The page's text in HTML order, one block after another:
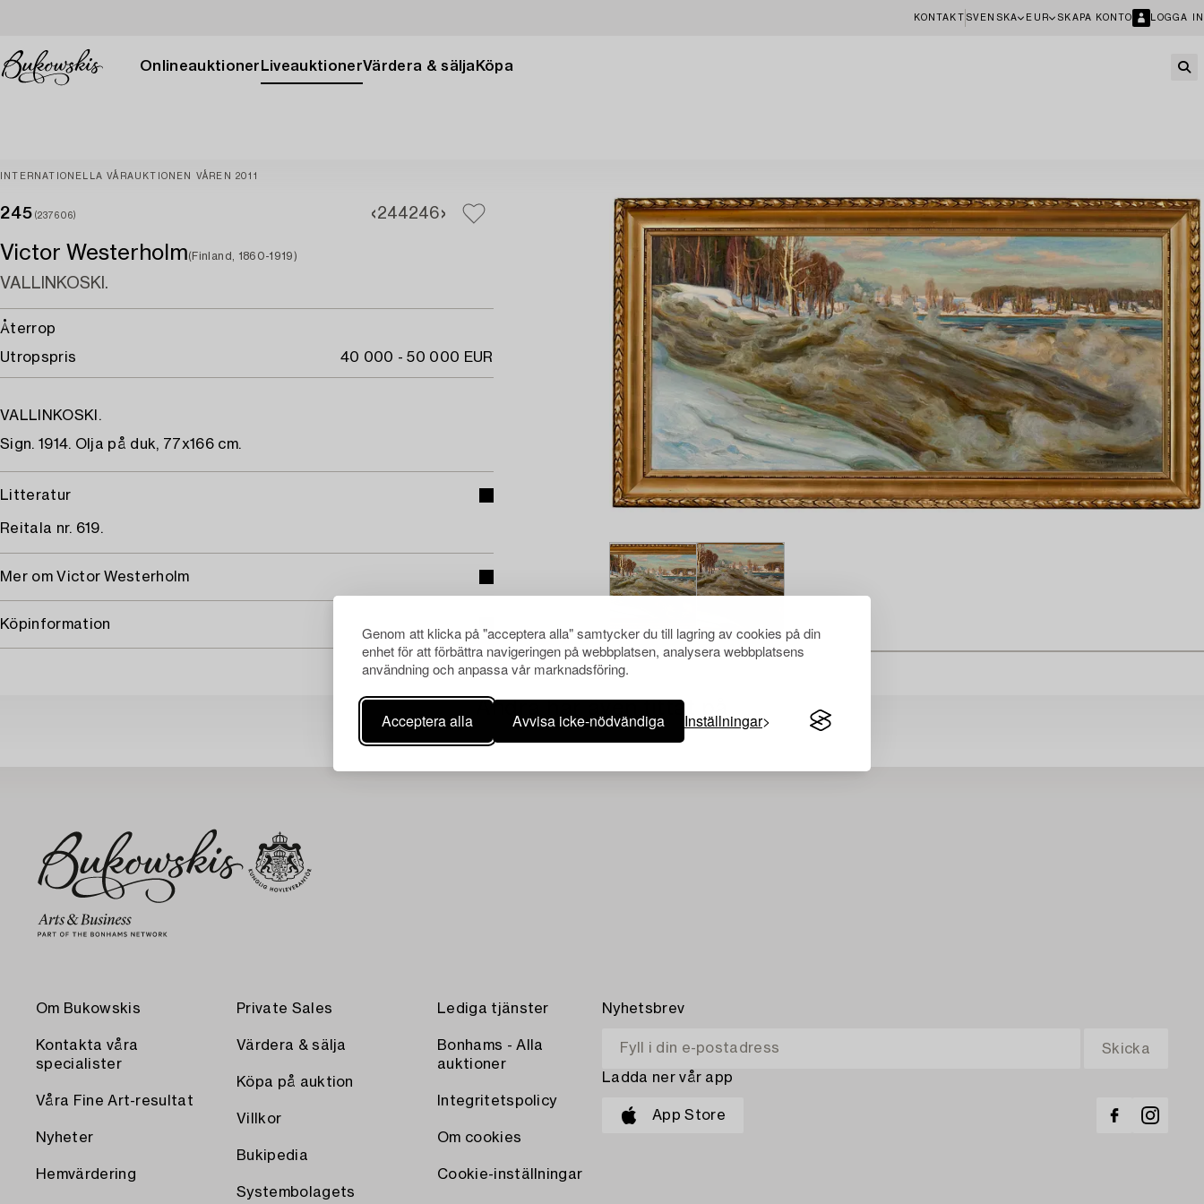
Genom att klicka på "acceptera alla" samtycker du till lagring av cookies på din
enhet för att förbättra navigeringen på webbplatsen, analysera webbplatsens
användning och anpassa vår marknadsföring.
Acceptera alla Avvisa icke-nödvändiga Inställningar
KONTAKT SVENSKA EUR SKAPA KONTO LOGGA IN
Onlineauktioner LiveauktionerVärdera & sälja Köpa
INTERNATIONELLA VÅRAUKTIONEN VÅREN 2011
245 (237606) 244246
Victor Westerholm(Finland, 1860-1919)
VALLINKOSKI.
Återrop
Utropspris
40 000 - 50 000 EUR
VALLINKOSKI.
Sign. 1914. Olja på duk, 77x166 cm.
Litteratur
Reitala nr. 619.
Mer om Victor Westerholm
Köpinformation
Andra har även tittat på
Om Bukowskis
Kontakta våra
specialister
Våra Fine Art-resultat
Nyheter
Hemvärdering
Private Sales
Värdera & sälja
Köpa på auktion
Villkor
Bukipedia
Systembolagets
Lediga tjänster
Bonhams - Alla
auktioner
Integritetspolicy
Om cookies
Cookie-inställningar
Nyhetsbrev
Ladda ner vår app
App Store